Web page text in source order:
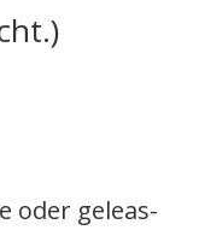
oder geleas­